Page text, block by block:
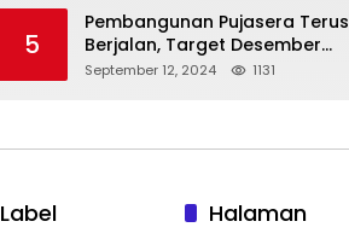
5
Pembangunan Pujasera Terus
Berjalan, Target Desember
2024 Rampung
September 12, 2024 1131
Label Halaman